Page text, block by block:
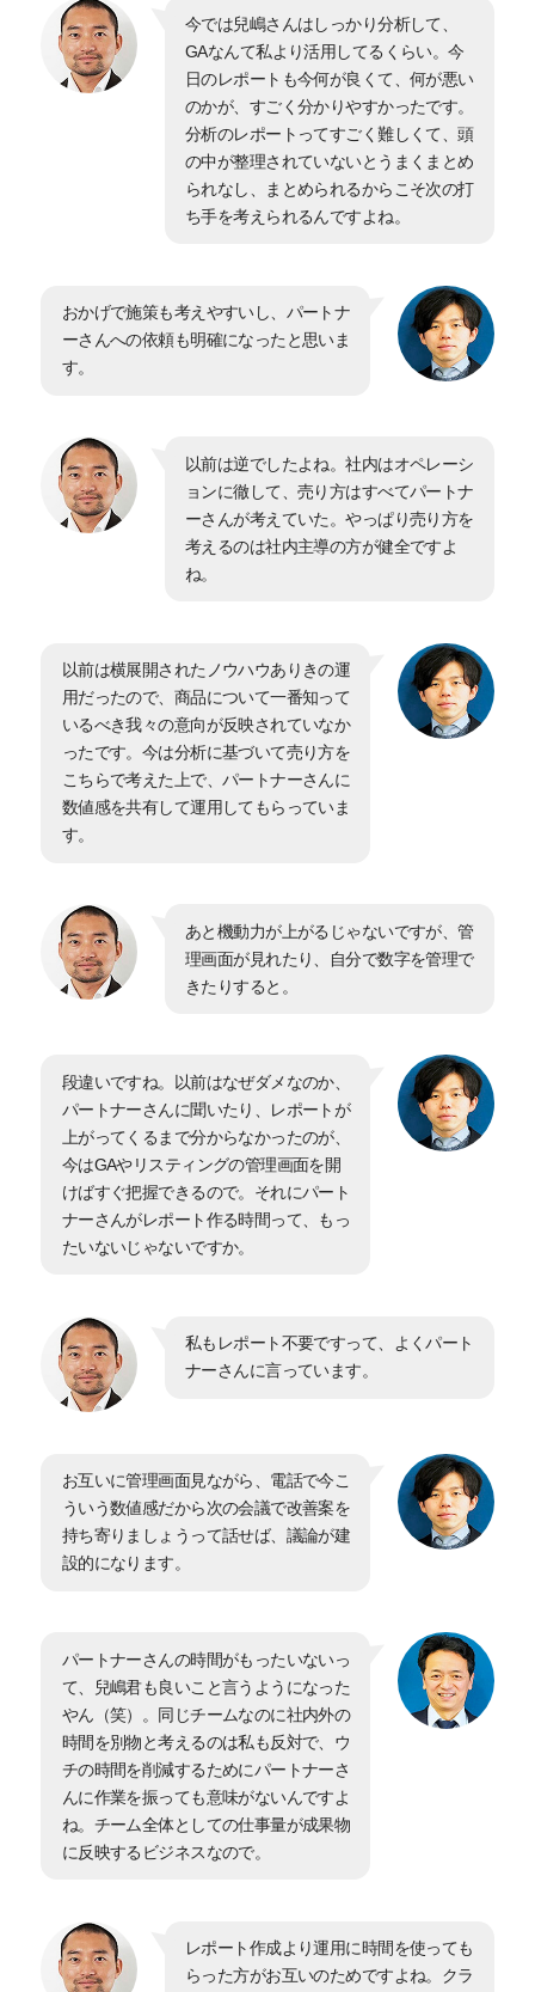
今では兒嶋さんはしっかり分析して、
GAなんて私より活用してるくらい。今
日のレポートも今何が良くて、何が悪い
のかが、すごく分かりやすかったです。
分析のレポートってすごく難しくて、頭
の中が整理されていないとうまくまとめ
られなし、まとめられるからこそ次の打
ち手を考えられるんですよね。
おかげで施策も考えやすいし、パートナ
ーさんへの依頼も明確になったと思いま
す。
以前は逆でしたよね。社内はオペレーシ
ョンに徹して、売り方はすべてパートナ
ーさんが考えていた。やっぱり売り方を
考えるのは社内主導の方が健全ですよ
ね。
以前は横展開されたノウハウありきの運
用だったので、商品について一番知って
いるべき我々の意向が反映されていなか
ったです。今は分析に基づいて売り方を
こちらで考えた上で、パートナーさんに
数値感を共有して運用してもらっていま
す。
あと機動力が上がるじゃないですが、管
理画面が見れたり、自分で数字を管理で
きたりすると。
段違いですね。以前はなぜダメなのか、
パートナーさんに聞いたり、レポートが
上がってくるまで分からなかったのが、
今はGAやリスティングの管理画面を開
けばすぐ把握できるので。それにパート
ナーさんがレポート作る時間って、もっ
たいないじゃないですか。
私もレポート不要ですって、よくパート
ナーさんに言っています。
お互いに管理画面見ながら、電話で今こ
ういう数値感だから次の会議で改善案を
持ち寄りましょうって話せば、議論が建
設的になります。
パートナーさんの時間がもったいないっ
て、兒嶋君も良いこと言うようになった
やん（笑）。同じチームなのに社内外の
時間を別物と考えるのは私も反対で、ウ
チの時間を削減するためにパートナーさ
んに作業を振っても意味がないんですよ
ね。チーム全体としての仕事量が成果物
に反映するビジネスなので。
レポート作成より運用に時間を使っても
らった方がお互いのためですよね。クラ